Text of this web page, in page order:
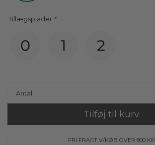
Tillægsplader *
Antal
Tilføj til kurv
FRI FRAGT V/KØB OVER 800 KR.